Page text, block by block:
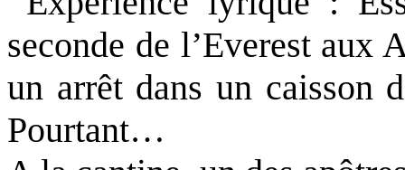
seconde de l’Everest aux
un arrêt dans un caisson
Pourtant…